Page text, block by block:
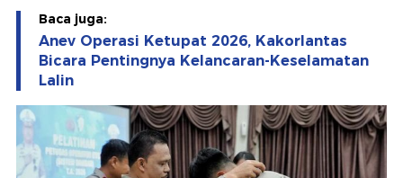
Baca juga:
Anev Operasi Ketupat 2026, Kakorlantas
Bicara Pentingnya Kelancaran-Keselamatan
Lalin